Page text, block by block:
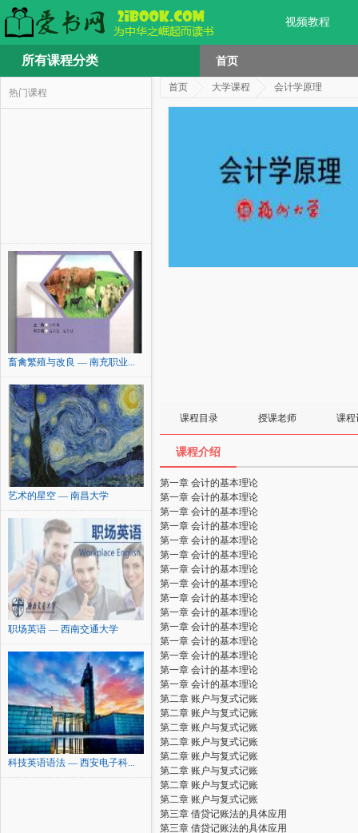
视频教程
所有课程分类 首页
热门课程
畜禽繁殖与改良 — 南充职业...
艺术的星空 — 南昌大学
职场英语 — 西南交通大学
科技英语语法 — 西安电子科...
首页 大学课程 会计学原理
课程目录 授课老师 课程
课程介绍
第一章 会计的基本理论
第一章 会计的基本理论
第一章 会计的基本理论
第一章 会计的基本理论
第一章 会计的基本理论
第一章 会计的基本理论
第一章 会计的基本理论
第一章 会计的基本理论
第一章 会计的基本理论
第一章 会计的基本理论
第一章 会计的基本理论
第一章 会计的基本理论
第一章 会计的基本理论
第一章 会计的基本理论
第一章 会计的基本理论
第二章 账户与复式记账
第二章 账户与复式记账
第二章 账户与复式记账
第二章 账户与复式记账
第二章 账户与复式记账
第二章 账户与复式记账
第二章 账户与复式记账
第二章 账户与复式记账
第三章 借贷记账法的具体应用
第三章 借贷记账法的具体应用